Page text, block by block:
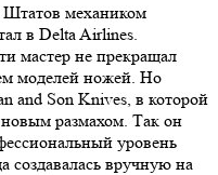
механиком
в Delta Airlines.
мастер не прекращал
моделей ножей. Но
and Son Knives, в которой
размахом. Так он
уровень
создавалась вручную на